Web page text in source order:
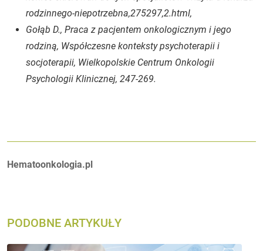
rodzinnego-niepotrzebna,275297,2.html,
Gołąb D., Praca z pacjentem onkologicznym i jego
rodziną, Współczesne konteksty psychoterapii i
socjoterapii, Wielkopolskie Centrum Onkologii
Psychologii Klinicznej, 247-269.
Autorzy:
Hematoonkologia.pl
PODOBNE ARTYKUŁY